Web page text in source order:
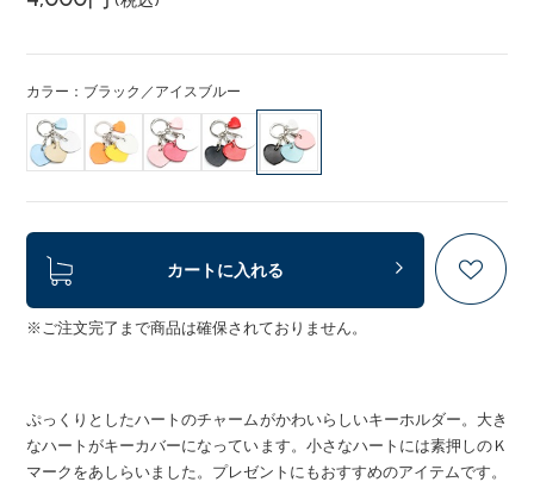
カラー：ブラック／アイスブルー
カートに入れる
※ご注文完了まで商品は確保されておりません。
ぷっくりとしたハートのチャームがかわいらしいキーホルダー。大き
なハートがキーカバーになっています。小さなハートには素押しのＫ
マークをあしらいました。プレゼントにもおすすめのアイテムです。